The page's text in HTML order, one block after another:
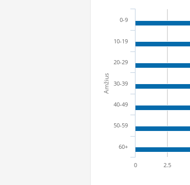
Amžius
0-9
10-19
20-29
30-39
40-49
50-59
60+
0 2.5